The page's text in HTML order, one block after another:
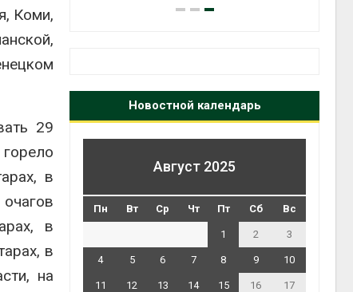
Коми,
29
в
в
в
на
Новостной календарь
Август 2025
Пн Вт Ср Чт Пт Сб Вс
1 2 3
4 5 6 7 8 9 10
11 12 13 14 15 16 17